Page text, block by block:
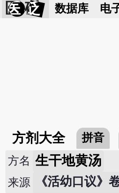
医 砭 数据库 电
方剂大全 拼音
方名 生干地黄汤
来源 《活幼口议》